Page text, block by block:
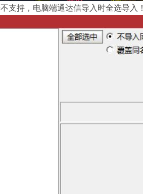
支持，电脑端通达信导入时全选导入！